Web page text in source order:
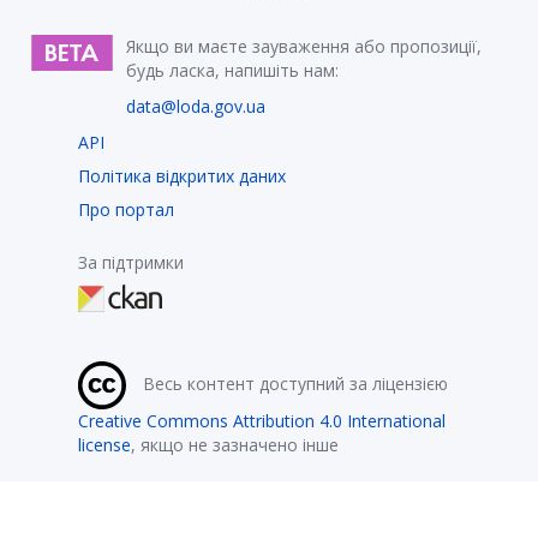
Якщо ви маєте зауваження або пропозиції,
будь ласка, напишіть нам:
data@loda.gov.ua
API
Політика відкритих даних
Про портал
За підтримки
Весь контент доступний за ліцензією
Creative Commons Attribution 4.0 International
license, якщо не зазначено інше